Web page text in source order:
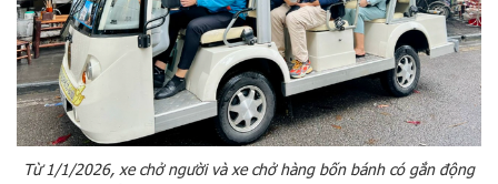
Từ 1/1/2026, xe chở người và xe chở hàng bốn bánh có gắn động